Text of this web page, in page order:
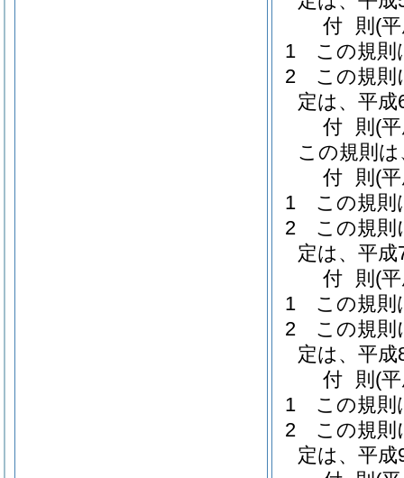
付 則 (
1
この規則
2
この規則
定は、平
付 則 (
この規則
付 則 (
1
この規則
2
この規則
定は、平
付 則 (
1
この規則
2
この規則
定は、平
付 則 (
1
この規則
2
この規則
定は、平